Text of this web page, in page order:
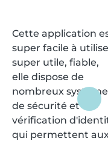
Cette application
super facile à
super utile, fiable,
elle dispose de
nombreux
de sécurité et de
vérification
qui permettent